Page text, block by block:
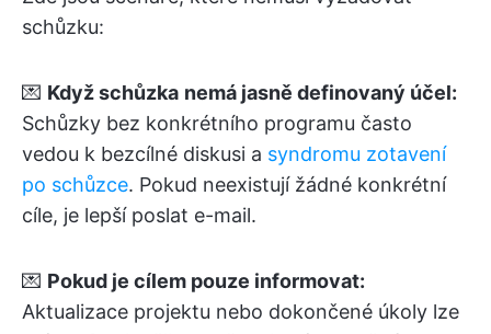
schůzku:
💌 Když schůzka nemá jasně definovaný účel:
Schůzky bez konkrétního programu často
vedou k bezcílné diskusi a syndromu zotavení
po schůzce. Pokud neexistují žádné konkrétní
cíle, je lepší poslat e-mail.
💌 Pokud je cílem pouze informovat:
Aktualizace projektu nebo dokončené úkoly lze